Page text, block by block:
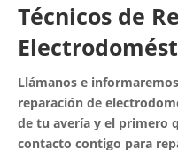
Técnicos de
Llámanos e
reparación de
de tu avería y el primero
contacto contigo para